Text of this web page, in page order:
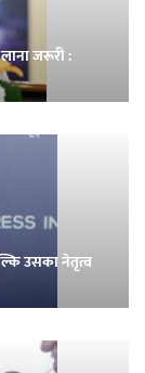
जरूरी :
उसका नेतृत्व